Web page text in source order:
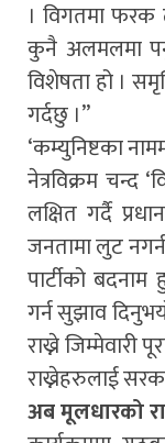
। विगतमा फरक
कुनै अलमलमा
विशेषता हो ।
गर्दछु ।”
‘कम्युनिष्टका
नेत्रविक्रम चन्द
लक्षित गर्दै
जनतामा लुट
पार्टीको
गर्न सुझाव
राख्ने जिम्मेवारी
राख्नेहरुलाई
अब मूलधारको